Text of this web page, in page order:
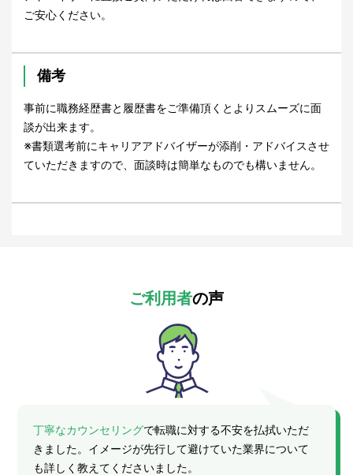
ご安心ください。
備考
事前に職務経歴書と履歴書をご準備頂くとよりスムーズに面
談が出来ます。
※書類選考前にキャリアアドバイザーが添削・アドバイスさせ
ていただきますので、面談時は簡単なものでも構いません。
ご利用者の声
丁寧なカウンセリングで転職に対する不安を払拭いただ
きました。イメージが先行して避けていた業界について
も詳しく教えてくださいました。